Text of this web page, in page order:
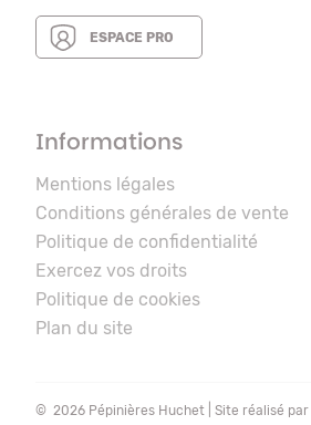
ESPACE PRO
Informations
Mentions légales
Conditions générales de vente
Politique de confidentialité
Exercez vos droits
Politique de cookies
Plan du site
© 2026 Pépinières Huchet | Site réalisé par